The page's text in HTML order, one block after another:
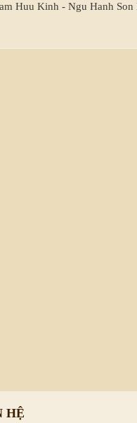
Huu Kinh - Ngu Hanh
HỆ